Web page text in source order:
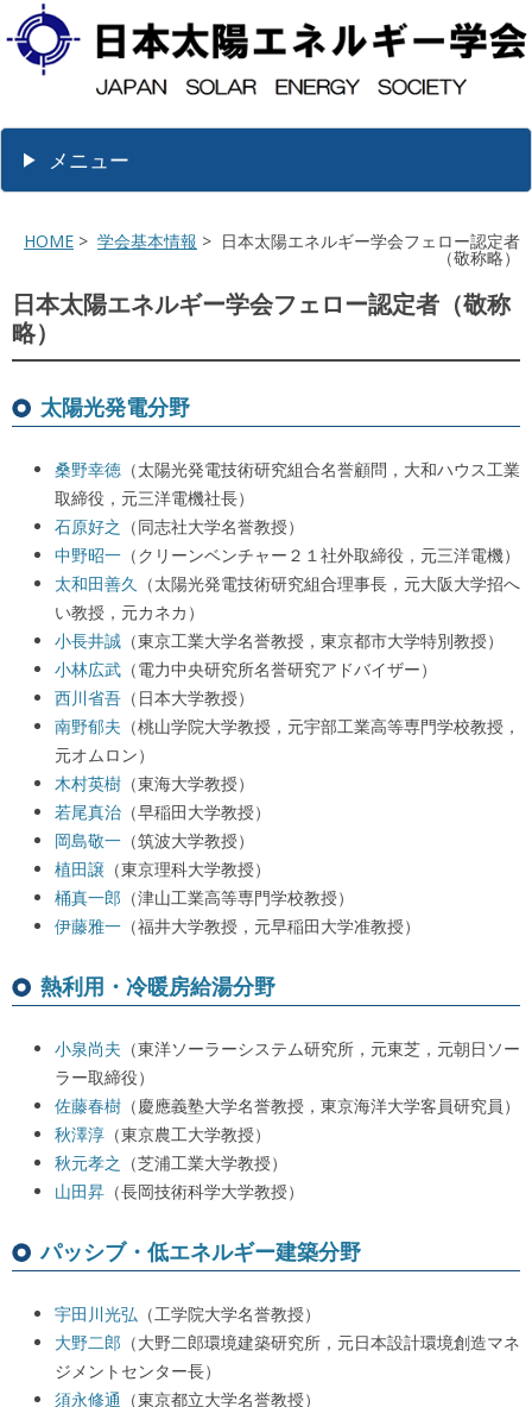
メニュー
HOME > 学会基本情報 > 日本太陽エネルギー学会フェロー認定者
（敬称略）
日本太陽エネルギー学会フェロー認定者（敬称
略）
太陽光発電分野
桑野幸徳 （太陽光発電技術研究組合名誉顧問，大和ハウス工業
取締役，元三洋電機社長）
石原好之 （同志社大学名誉教授）
中野昭一 （クリーンベンチャー２１社外取締役，元三洋電機）
太和田善久 （太陽光発電技術研究組合理事長，元大阪大学招へ
い教授，元カネカ）
小長井誠 （東京工業大学名誉教授，東京都市大学特別教授）
小林広武 （電力中央研究所名誉研究アドバイザー）
西川省吾 （日本大学教授）
南野郁夫 （桃山学院大学教授，元宇部工業高等専門学校教授，
元オムロン）
木村英樹 （東海大学教授）
若尾真治 （早稲田大学教授）
岡島敬一 （筑波大学教授）
植田譲 （東京理科大学教授）
桶真一郎 （津山工業高等専門学校教授）
伊藤雅一 （福井大学教授，元早稲田大学准教授）
熱利用・冷暖房給湯分野
小泉尚夫 （東洋ソーラーシステム研究所，元東芝，元朝日ソー
ラー取締役）
佐藤春樹 （慶應義塾大学名誉教授，東京海洋大学客員研究員）
秋澤淳 （東京農工大学教授）
秋元孝之 （芝浦工業大学教授）
山田昇 （長岡技術科学大学教授）
パッシブ・低エネルギー建築分野
宇田川光弘 （工学院大学名誉教授）
大野二郎 （大野二郎環境建築研究所，元日本設計環境創造マネ
ジメントセンター長）
須永修通 （東京都立大学名誉教授）